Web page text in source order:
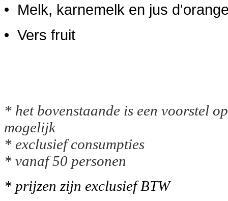
• Melk, karnemelk en jus
• Vers fruit
* het bovenstaande is een voorstel
mogelijk
* exclusief consumpties
* vanaf 50 personen
* prijzen zijn exclusief BTW